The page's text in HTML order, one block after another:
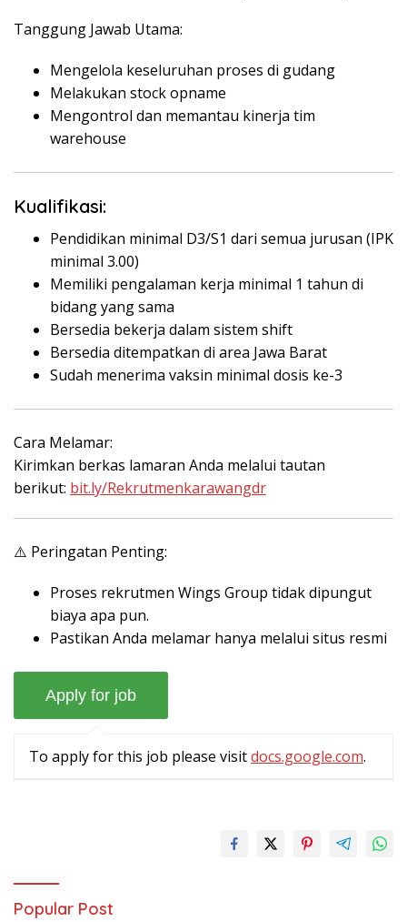
Tanggung Jawab Utama:
Mengelola keseluruhan proses di gudang
Melakukan stock opname
Mengontrol dan memantau kinerja tim
warehouse
Kualifikasi:
Pendidikan minimal D3/S1 dari semua jurusan (IPK
minimal 3.00)
Memiliki pengalaman kerja minimal 1 tahun di
bidang yang sama
Bersedia bekerja dalam sistem shift
Bersedia ditempatkan di area Jawa Barat
Sudah menerima vaksin minimal dosis ke-3
Cara Melamar:
Kirimkan berkas lamaran Anda melalui tautan
berikut: bit.ly/Rekrutmenkarawangdr
⚠️ Peringatan Penting:
Proses rekrutmen Wings Group tidak dipungut
biaya apa pun.
Pastikan Anda melamar hanya melalui situs resmi
To apply for this job please visitdocs.google.com.
Popular Post